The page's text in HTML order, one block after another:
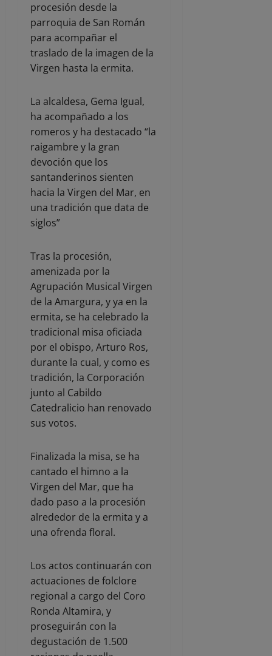
procesión desde la
parroquia de San Román
para acompañar el
traslado de la imagen de la
Virgen hasta la ermita.
La alcaldesa, Gema Igual,
ha acompañado a los
romeros y ha destacado “la
raigambre y la gran
devoción que los
santanderinos sienten
hacia la Virgen del Mar, en
una tradición que data de
siglos”
Tras la procesión,
amenizada por la
Agrupación Musical Virgen
de la Amargura, y ya en la
ermita, se ha celebrado la
tradicional misa oficiada
por el obispo, Arturo Ros,
durante la cual, y como es
tradición, la Corporación
junto al Cabildo
Catedralicio han renovado
sus votos.
Finalizada la misa, se ha
cantado el himno a la
Virgen del Mar, que ha
dado paso a la procesión
alrededor de la ermita y a
una ofrenda floral.
Los actos continuarán con
actuaciones de folclore
regional a cargo del Coro
Ronda Altamira, y
proseguirán con la
degustación de 1.500